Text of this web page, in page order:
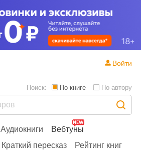
Аудиокниги
Вебтуны
Краткий пересказ
Рейтинг книг
Поиск: По книге По автору
Войти